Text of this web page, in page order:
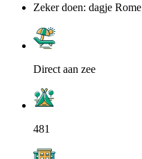
Zeker doen: dagje Rome
Direct aan zee
481